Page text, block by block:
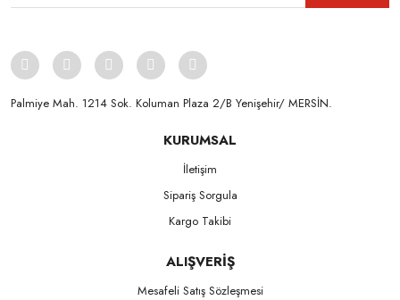
Palmiye Mah. 1214 Sok. Koluman Plaza 2/B Yenişehir/ MERSİN.ㅤㅤㅤㅤㅤㅤㅤㅤㅤㅤㅤㅤㅤㅤㅤㅤㅤㅤㅤㅤㅤㅤㅤㅤㅤㅤㅤㅤㅤㅤㅤㅤㅤㅤㅤ ㅤㅤㅤㅤㅤㅤㅤㅤㅤㅤ
KURUMSAL
İletişim
Sipariş Sorgula
Kargo Takibi
ALIŞVERİŞ
Mesafeli Satış Sözleşmesi